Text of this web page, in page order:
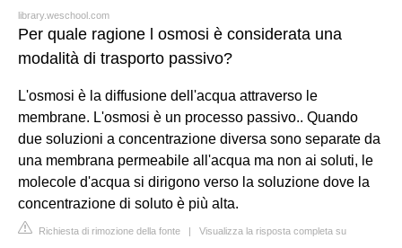
library.weschool.com
Per quale ragione l osmosi è considerata una
modalità di trasporto passivo?
L'osmosi è la diffusione dell'acqua attraverso le
membrane. L'osmosi è un processo passivo.. Quando
due soluzioni a concentrazione diversa sono separate da
una membrana permeabile all'acqua ma non ai soluti, le
molecole d'acqua si dirigono verso la soluzione dove la
concentrazione di soluto è più alta.
Richiesta di rimozione della fonte | Visualizza la risposta completa su